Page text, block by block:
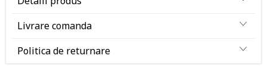
Livrare comanda
Politica de returnare